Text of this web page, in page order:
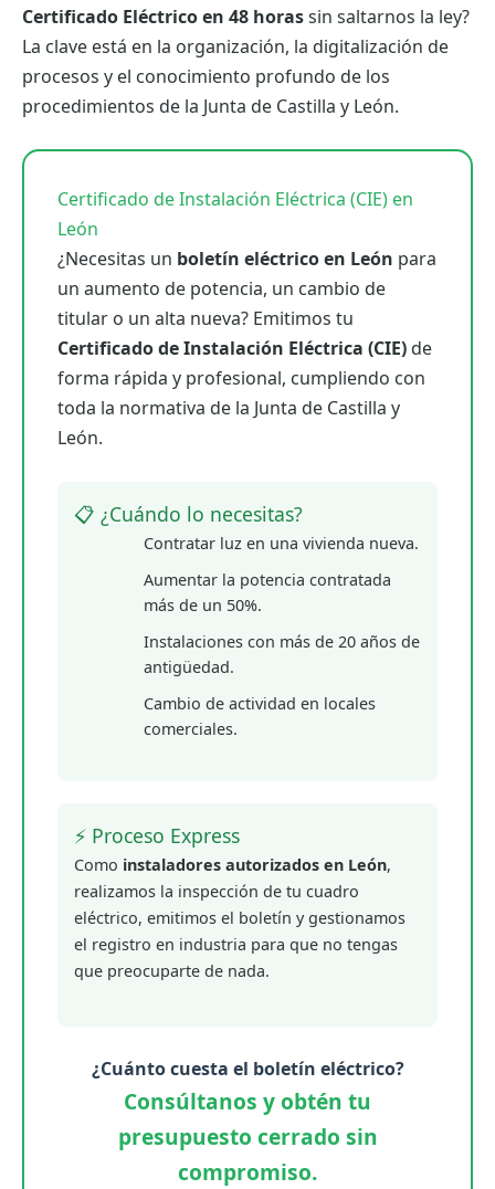
Certificado Eléctrico en 48 horassin saltarnos la ley?
La clave está en la organización, la digitalización de
procesos y el conocimiento profundo de los
procedimientos de la Junta de Castilla y León.
Certificado de Instalación Eléctrica (CIE) en
León
¿Necesitas un boletín eléctrico en León para
un aumento de potencia, un cambio de
titular o un alta nueva? Emitimos tu
Certificado de Instalación Eléctrica (CIE) de
forma rápida y profesional, cumpliendo con
toda la normativa de la Junta de Castilla y
León.
📋 ¿Cuándo lo necesitas?
Contratar luz en una vivienda nueva.
Aumentar la potencia contratada
más de un 50%.
Instalaciones con más de 20 años de
antigüedad.
Cambio de actividad en locales
comerciales.
⚡ Proceso Express
Como instaladores autorizados en León,
realizamos la inspección de tu cuadro
eléctrico, emitimos el boletín y gestionamos
el registro en industria para que no tengas
que preocuparte de nada.
¿Cuánto cuesta el boletín eléctrico?
Consúltanos y obtén tu
presupuesto cerrado sin
compromiso.